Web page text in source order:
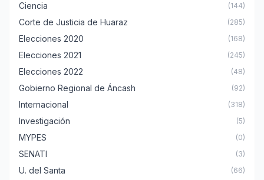
Ciencia (144)
Corte de Justicia de Huaraz (285)
Elecciones 2020 (168)
Elecciones 2021 (245)
Elecciones 2022 (48)
Gobierno Regional de Áncash (92)
Internacional (318)
Investigación (5)
MYPES (0)
SENATI (3)
U. del Santa (66)